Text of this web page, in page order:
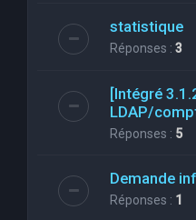
statistique
Réponses : 3
[Intégré
LDAP/
Réponses : 5
Demande
Réponses : 1